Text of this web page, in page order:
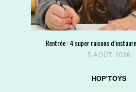
Rentrée : 4 super raisons
5 AOÛT 2026
HOP’TOYS